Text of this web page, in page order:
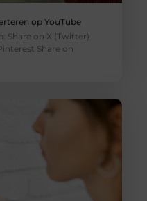
op YouTube
Share on X (Twitter)
Share on